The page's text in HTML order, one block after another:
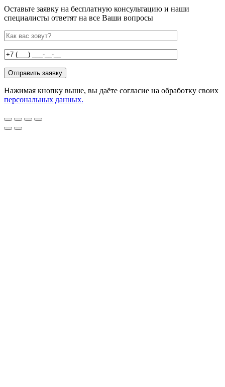
Оставьте заявку на бесплатную консультацию и наши
специалисты ответят на все Ваши вопросы
Нажимая кнопку выше, вы даёте согласие на обработку своих
персональных данных.